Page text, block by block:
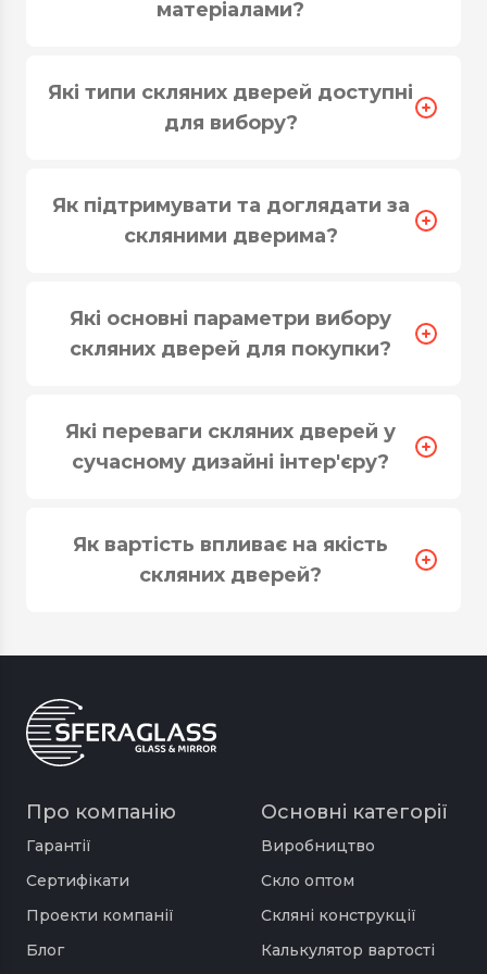
світлопрозорих конструкцій. Можна вибрати
проходять повний цикл обробки - від різання
скла до дизайнерського оформлення.
свердління отворів під фурнітуру і т.д. Тому ми
можемо виготовити будь-які двері, що
Типи дверей зі скла на
замовлення
типом конструкції виділяють каркасні і
безкаркасні двері. Перший варіант
який вставляють скло. Частина фурнітури
матеріалами?
Які типи скляних дверей доступні
для вибору?
Як підтримувати та доглядати за
скляними дверима?
Які основні параметри вибору
скляних дверей для покупки?
Які переваги скляних дверей у
сучасному дизайні інтер'єру?
Як вартість впливає на якість
скляних дверей?
Про компанію
Гарантії
Сертифікати
Проекти компанії
Блог
Основні категорії
Виробництво
Скло оптом
Скляні конструкції
Калькулятор вартості